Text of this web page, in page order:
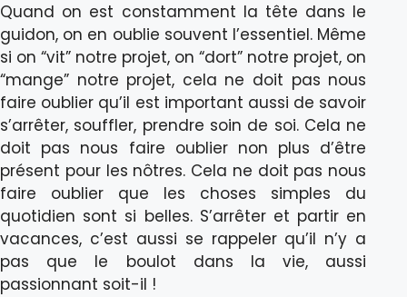
Quand on est constamment la tête dans le
guidon, on en oublie souvent l’essentiel. Même
si on “vit” notre projet, on “dort” notre projet, on
“mange” notre projet, cela ne doit pas nous
faire oublier qu’il est important aussi de savoir
s’arrêter, souffler, prendre soin de soi. Cela ne
doit pas nous faire oublier non plus d’être
présent pour les nôtres. Cela ne doit pas nous
faire oublier que les choses simples du
quotidien sont si belles. S’arrêter et partir en
vacances, c’est aussi se rappeler qu’il n’y a
pas que le boulot dans la vie, aussi
passionnant soit-il !